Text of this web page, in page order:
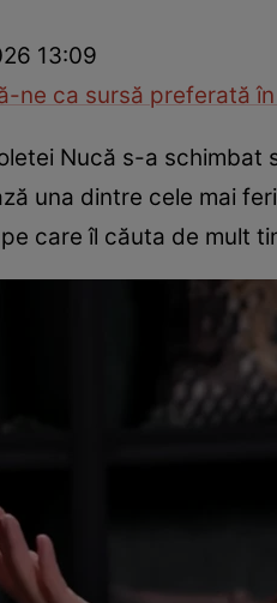
13:09
ne ca sursă preferată în
Nucă s-a schimbat
una dintre cele mai
care îl căuta de mult